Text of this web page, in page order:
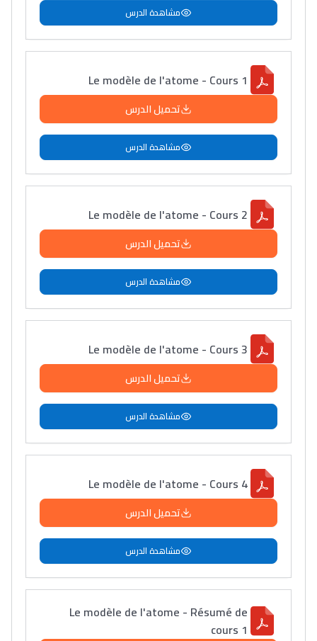
مشاهدة الدرس
Le modèle de l'atome - Cours 1
تحميل الدرس
مشاهدة الدرس
Le modèle de l'atome - Cours 2
تحميل الدرس
مشاهدة الدرس
Le modèle de l'atome - Cours 3
تحميل الدرس
مشاهدة الدرس
Le modèle de l'atome - Cours 4
تحميل الدرس
مشاهدة الدرس
Le modèle de l'atome - Résumé de
cours 1